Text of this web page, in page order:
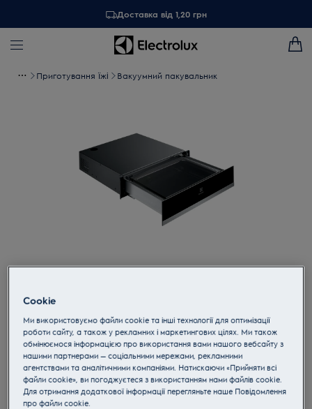
Доставка від 1,20 грн
Приготування їжі Вакуумний пакувальник
KBV4X
Вакуумний пакувальник 900
Vacuum Drawer
4.9 (11)
Переваги
Cookie
Ми використовуємо файли cookie та інші технології для оптимізації
роботи сайту, а також у рекламних і маркетингових цілях. Ми також
обмінюємося інформацією про використання вами нашого вебсайту з
нашими партнерами — соціальними мережами, рекламними
агентствами та аналітичними компаніями. Натискаючи «Прийняти всі
файли cookie», ви погоджуєтеся з використанням нами файлів cookie.
Для отримання додаткової інформації перегляньте наше Пoвідомлення
прo файли cookie.